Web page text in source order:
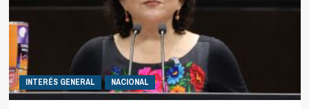
INTERÉS GENERAL NACIONAL